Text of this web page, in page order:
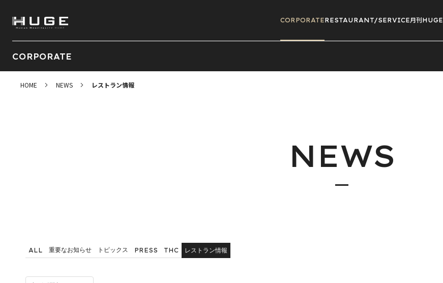
CORPORATERESTAURANT/SERVICE月刊HUGE
CORPORATE
HOME NEWS レストラン情報
NEWS
ALL 重要なお知らせ トピックス PRESS THC レストラン情報